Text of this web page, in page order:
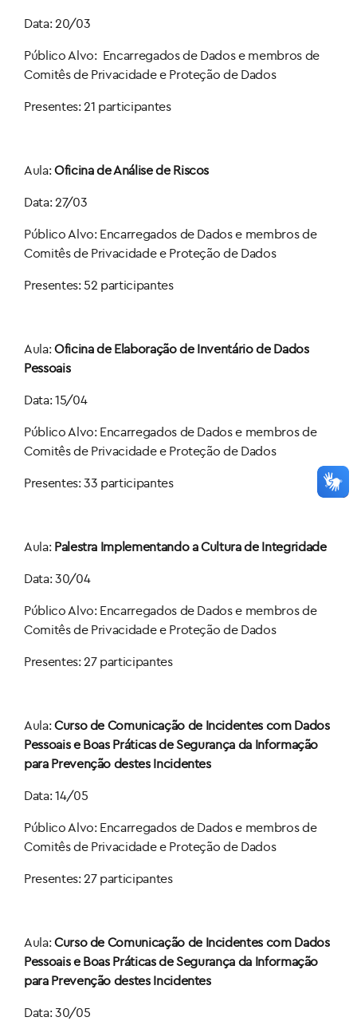
Data: 20/03
Público Alvo: Encarregados de Dados e membros de
Comitês de Privacidade e Proteção de Dados
Presentes: 21 participantes
Aula:Oficina de Análise de Riscos
Data: 27/03
Público Alvo: Encarregados de Dados e membros de
Comitês de Privacidade e Proteção de Dados
Presentes: 52 participantes
Aula:Oficina de Elaboração de Inventário de Dados
Pessoais
Data: 15/04
Público Alvo: Encarregados de Dados e membros de
Comitês de Privacidade e Proteção de Dados
Presentes: 33 participantes
Aula: Palestra Implementando a Cultura de Integridade
Data: 30/04
Público Alvo: Encarregados de Dados e membros de
Comitês de Privacidade e Proteção de Dados
Presentes: 27 participantes
Aula:Curso de Comunicação de Incidentes com Dados
Pessoais e Boas Práticas de Segurança da Informação
para Prevenção destes Incidentes
Data: 14/05
Público Alvo: Encarregados de Dados e membros de
Comitês de Privacidade e Proteção de Dados
Presentes: 27 participantes
Aula:Curso de Comunicação de Incidentes com Dados
Pessoais e Boas Práticas de Segurança da Informação
para Prevenção destes Incidentes
Data: 30/05